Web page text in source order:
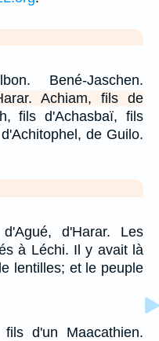
Bené-Jaschen.
Achiam, fils de
fils d'Achasbaï, fils
de Guilo.
d'Harar. Les
à Léchi. Il y avait là
lentilles; et le peuple
d'un Maacathien.